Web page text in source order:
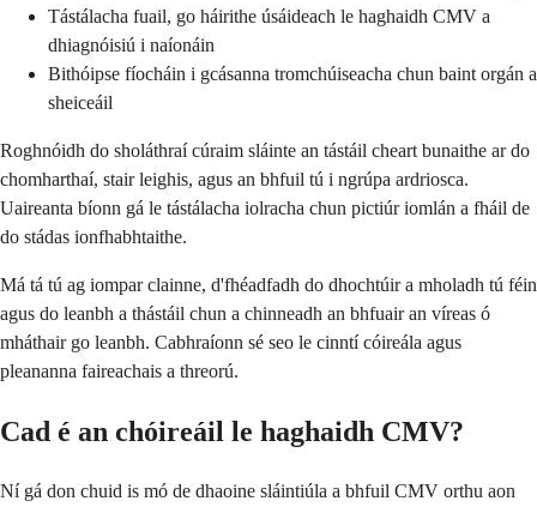
Tástálacha fuail, go háirithe úsáideach le haghaidh CMV a
dhiagnóisiú i naíonáin
Bithóipse fíocháin i gcásanna tromchúiseacha chun baint orgán a
sheiceáil
Roghnóidh do sholáthraí cúraim sláinte an tástáil cheart bunaithe ar do
chomharthaí, stair leighis, agus an bhfuil tú i ngrúpa ardriosca.
Uaireanta bíonn gá le tástálacha iolracha chun pictiúr iomlán a fháil de
do stádas ionfhabhtaithe.
Má tá tú ag iompar clainne, d'fhéadfadh do dhochtúir a mholadh tú féin
agus do leanbh a thástáil chun a chinneadh an bhfuair an víreas ó
mháthair go leanbh. Cabhraíonn sé seo le cinntí cóireála agus
pleananna faireachais a threorú.
Cad é an chóireáil le haghaidh CMV?
Ní gá don chuid is mó de dhaoine sláintiúla a bhfuil CMV orthu aon